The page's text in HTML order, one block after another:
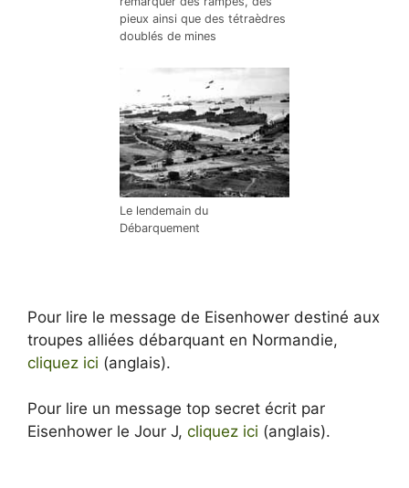
pieux ainsi que des tétraèdres
doublés de mines
Le lendemain du
Débarquement
Pour lire le message de Eisenhower destiné aux
troupes alliées débarquant en Normandie,
cliquez ici (anglais).
Pour lire un message top secret écrit par
Eisenhower le Jour J, cliquez ici (anglais).